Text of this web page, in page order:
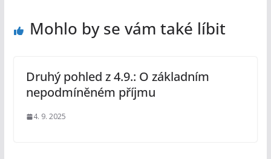
Mohlo by se vám také líbit
Druhý pohled z 4.9.: O základním
nepodmíněném příjmu
4. 9. 2025